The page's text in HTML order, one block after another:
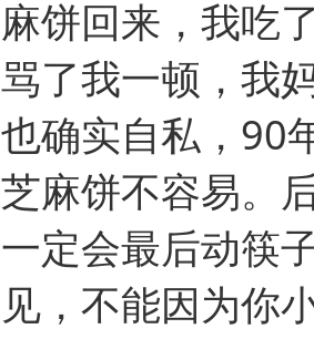
麻饼回来，我吃
骂了我一顿，我
也确实自私，90
芝麻饼不容易。
一定会最后动筷
见，不能因为你